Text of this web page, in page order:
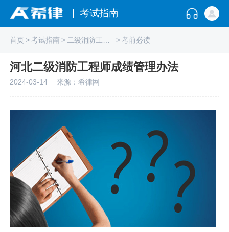
考试指南
首页>考试指南> > 考前必读
河北二级消防工程师成绩管理办法
2024-03-14 来源：希律网